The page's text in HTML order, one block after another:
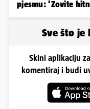
pjesmu: 'Zovite
Sve što
Skini aplikaciju
komentiraj i budi